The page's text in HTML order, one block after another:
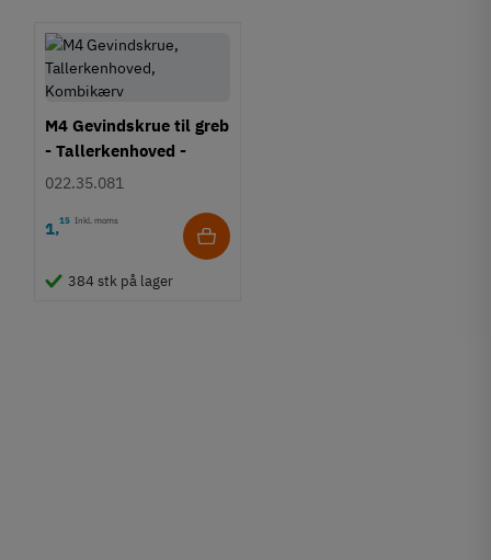
M4 Gevindskrue til greb
- Tallerkenhoved -
Krydskærv
022.35.081
1,15 Inkl. moms
384 stk på lager